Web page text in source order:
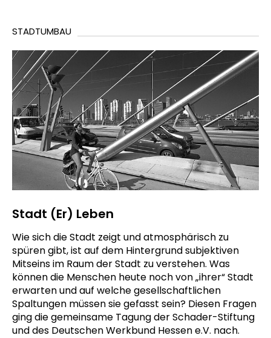
STADTUMBAU
Stadt (Er) Leben
Wie sich die Stadt zeigt und atmosphärisch zu
spüren gibt, ist auf dem Hintergrund subjektiven
Mitseins im Raum der Stadt zu verstehen. Was
können die Menschen heute noch von „ihrer“ Stadt
erwarten und auf welche gesellschaftlichen
Spaltungen müssen sie gefasst sein? Diesen Fragen
ging die gemeinsame Tagung der Schader-Stiftung
und des Deutschen Werkbund Hessen e.V. nach.